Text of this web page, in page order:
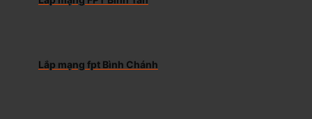
Lắp mạng fpt Bình Chánh